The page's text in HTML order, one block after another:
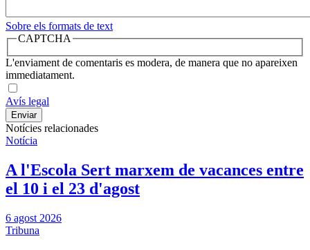
Sobre els formats de text
CAPTCHA
L'enviament de comentaris es modera, de manera que no apareixen
immediatament.
Avís legal
Notícies relacionades
Notícia
A l'Escola Sert marxem de vacances entre
el 10 i el 23 d'agost
6 agost 2026
Tribuna